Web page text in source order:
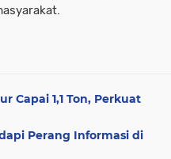
Capai 1,1 Ton, Perkuat
Perang Informasi di